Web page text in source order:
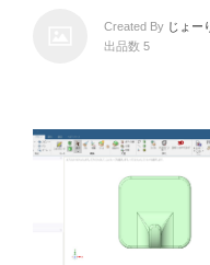
Created By じょー
出品数 5